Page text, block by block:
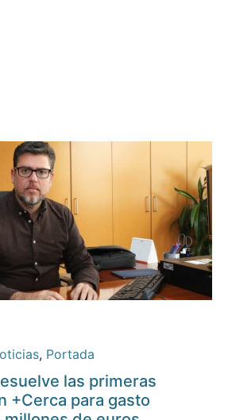
, Portada
las primeras
+Cerca para gasto